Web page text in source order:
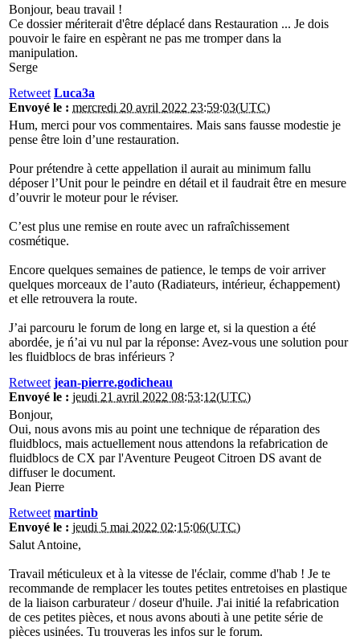
Bonjour, beau travail !
Ce dossier mériterait d'être déplacé dans Restauration ... Je dois
pouvoir le faire en espèrant ne pas me tromper dans la
manipulation.
Serge
Retweet Luca3a
Envoyé le : mercredi 20 avril 2022 23:59:03(UTC)
Hum, merci pour vos commentaires. Mais sans fausse modestie je
pense être loin d’une restauration.
Pour prétendre à cette appellation il aurait au minimum fallu
déposer l’Unit pour le peindre en détail et il faudrait être en mesure
d’ouvrir le moteur pour le réviser.
C’est plus une remise en route avec un rafraîchissement
cosmétique.
Encore quelques semaines de patience, le temps de voir arriver
quelques morceaux de l’auto (Radiateurs, intérieur, échappement)
et elle retrouvera la route.
J’ai parcouru le forum de long en large et, si la question a été
abordée, je ń’ai vu nul par la réponse: Avez-vous une solution pour
les fluidblocs de bras inférieurs ?
Retweet jean-pierre.godicheau
Envoyé le : jeudi 21 avril 2022 08:53:12(UTC)
Bonjour,
Oui, nous avons mis au point une technique de réparation des
fluidblocs, mais actuellement nous attendons la refabrication de
fluidblocs de CX par l'Aventure Peugeot Citroen DS avant de
diffuser le document.
Jean Pierre
Retweet martinb
Envoyé le : jeudi 5 mai 2022 02:15:06(UTC)
Salut Antoine,
Travail méticuleux et à la vitesse de l'éclair, comme d'hab ! Je te
recommande de remplacer les toutes petites entretoises en plastique
de la liaison carburateur / doseur d'huile. J'ai initié la refabrication
de ces petites pièces, et nous avons abouti à une petite série de
pièces usinées. Tu trouveras les infos sur le forum.